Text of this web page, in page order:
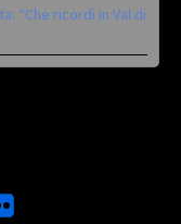
“Che ricordi in Val di